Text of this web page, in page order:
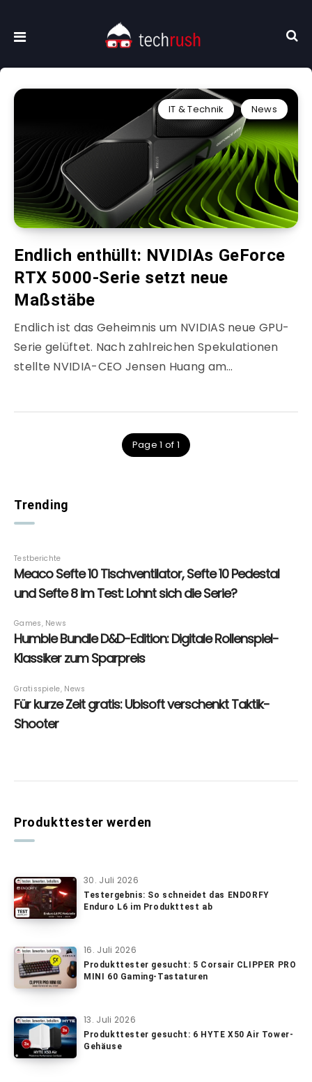
IT & Technik News
Endlich enthüllt: NVIDIAs GeForce
RTX 5000-Serie setzt neue
Maßstäbe
Endlich ist das Geheimnis um NVIDIAS neue GPU-
Serie gelüftet. Nach zahlreichen Spekulationen
stellte NVIDIA-CEO Jensen Huang am…
Page 1 of 1
Trending
Produkttester werden
30. Juli 2026
Testergebnis: So schneidet das ENDORFY
Enduro L6 im Produkttest ab
16. Juli 2026
Produkttester gesucht: 5 Corsair CLIPPER PRO
MINI 60 Gaming-Tastaturen
13. Juli 2026
Produkttester gesucht: 6 HYTE X50 Air Tower-
Gehäuse